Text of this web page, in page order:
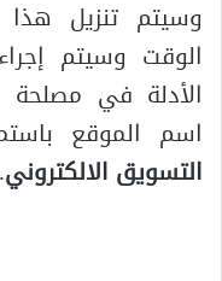
وسيتم تنزيل هذا
الوقت وسيتم
الأدلة في مصلحة
اسم الموقع
التسويق الالكتروني.